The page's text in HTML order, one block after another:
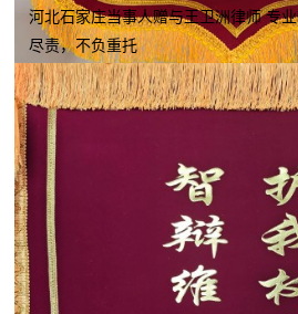
河北石家庄当事人赠与王卫洲律师 专
尽责，不负重托